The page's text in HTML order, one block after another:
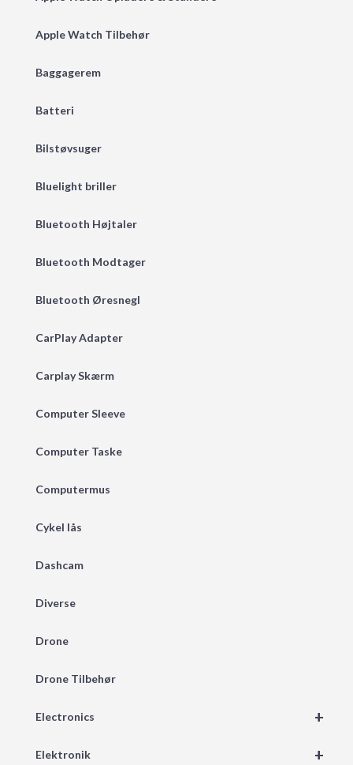
Apple Watch Tilbehør
Baggagerem
Batteri
Bilstøvsuger
Bluelight briller
Bluetooth Højtaler
Bluetooth Modtager
Bluetooth Øresnegl
CarPlay Adapter
Carplay Skærm
Computer Sleeve
Computer Taske
Computermus
Cykel lås
Dashcam
Diverse
Drone
Drone Tilbehør
+
Electronics
+
Elektronik